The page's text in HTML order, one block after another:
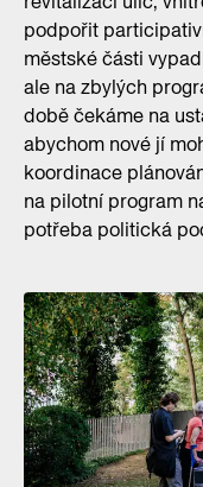
podpořit
městské části
ale na zbylých
době čekáme na
abychom nové jí
koordinace
na pilotní program
potřeba politická